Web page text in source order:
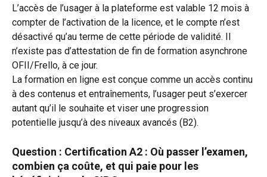
L’accès de l’usager à la plateforme est valable 12 mois à
compter de l’activation de la licence, et le compte n’est
désactivé qu’au terme de cette période de validité. Il
n’existe pas d’attestation de fin de formation asynchrone
OFII/Frello, à ce jour.
La formation en ligne est conçue comme un accès continu
à des contenus et entraînements, l’usager peut s’exercer
autant qu’il le souhaite et viser une progression
potentielle jusqu’à des niveaux avancés (B2).
Question : Certification A2 : Où passer l’examen,
combien ça coûte, et qui paie pour les